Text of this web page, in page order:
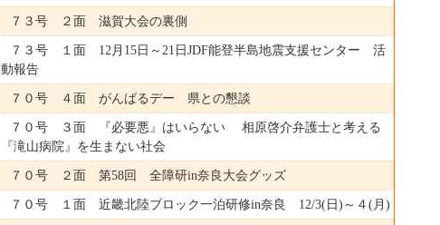
７３号 ２面 滋賀大会の裏側
７３号 １面 12月15日～21日JDF能登半島地震支援センター 活
動報告
７０号 ４面 がんばるデー 県との懇談
７０号 ３面 『必要悪』はいらない 相原啓介弁護士と考える
『滝山病院』を生まない社会
７０号 ２面 第58回 全障研in奈良大会グッズ
７０号 １面 近畿北陸ブロック一泊研修in奈良 12/3(日)～４(月)